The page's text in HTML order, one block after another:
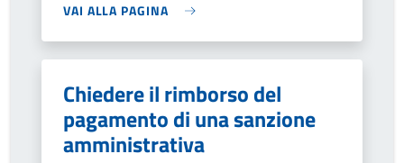
VAI ALLA PAGINA
Chiedere il rimborso del
pagamento di una sanzione
amministrativa